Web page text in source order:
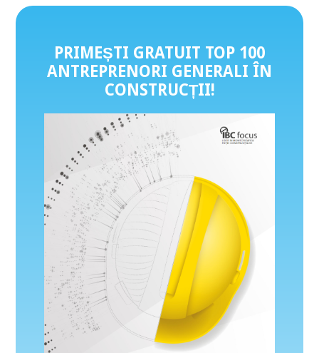
PRIMEȘTI GRATUIT TOP 100
ANTREPRENORI GENERALI ÎN
CONSTRUCȚII!